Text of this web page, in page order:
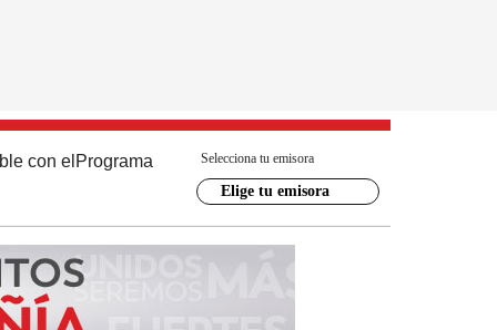
con el Programa Selecciona tu emisora
Elige tu emisora